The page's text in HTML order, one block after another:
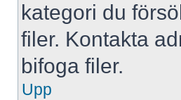
kategori du
filer. Kontakta
bifoga filer.
Upp